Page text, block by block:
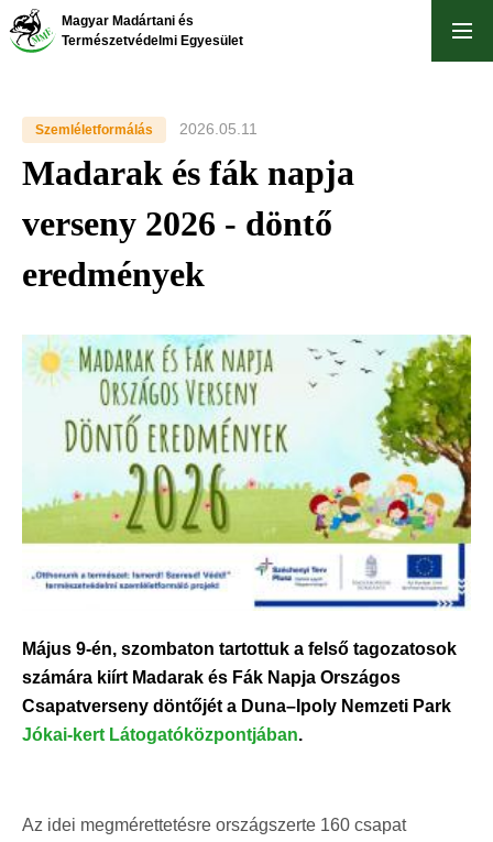
Ugrás
Magyar Madártani és
Természetvédelmi Egyesület
Szemléletformálás 2026.05.11
Madarak és fák napja
verseny 2026 - döntő
eredmények
Május 9-én, szombaton tartottuk a felső tagozatosok
számára kiírt Madarak és Fák Napja Országos
Csapatverseny döntőjét a Duna–Ipoly Nemzeti Park
Jókai-kert Látogatóközpontjában.
Az idei megmérettetésre országszerte 160 csapat